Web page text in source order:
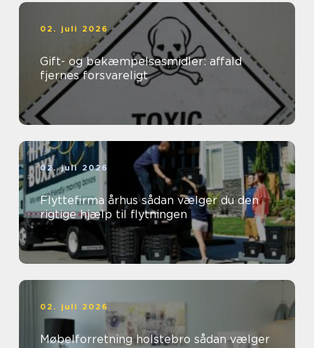
02. juli 2026
Gift- og bekæmpelsesmidler: affald
fjernes forsvareligt
02. juli 2026
Flyttefirma århus sådan vælger du den
rigtige hjælp til flytningen
02. juli 2026
Møbelforretning holstebro sådan vælger